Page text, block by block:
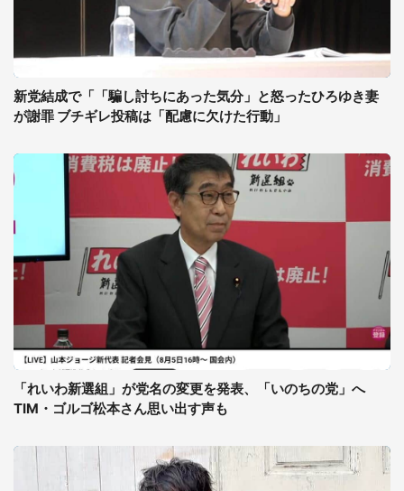
新党結成で「「騙し討ちにあった気分」と怒ったひろゆき妻
が謝罪 ブチギレ投稿は「配慮に欠けた行動」
「れいわ新選組」が党名の変更を発表、「いのちの党」へ
TIM・ゴルゴ松本さん思い出す声も